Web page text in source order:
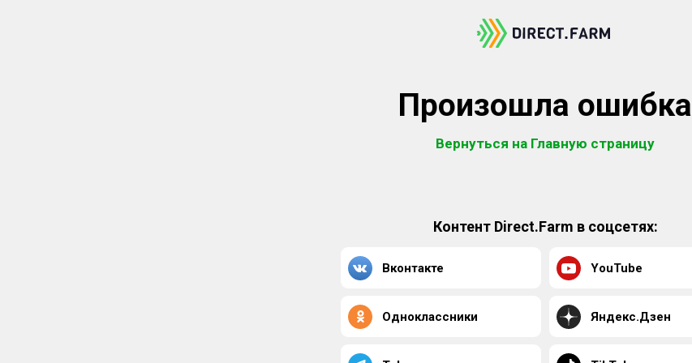
Произошла ошибка
Вернуться на Главную страницу
Контент Direct.Farm в соцсетях:
Вконтакте YouTube
Одноклассники Яндекс.Дзен